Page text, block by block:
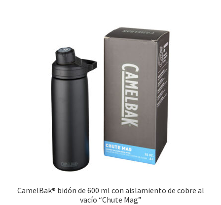
CamelBak® bidón de 600 ml con aislamiento de cobre al
vacío “Chute Mag”